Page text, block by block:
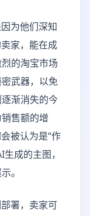
为他们深知
家，能在成
的淘宝市场
武器，以免
渐消失的今
售额的增
被认为是“作
成的主图，
。
署，卖家可